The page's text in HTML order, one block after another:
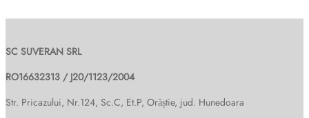
SC SUVERAN SRL
RO16632313 / J20/1123/2004
Str. Pricazului, Nr.124, Sc.C, Et.P, Orăștie, jud. Hunedoara